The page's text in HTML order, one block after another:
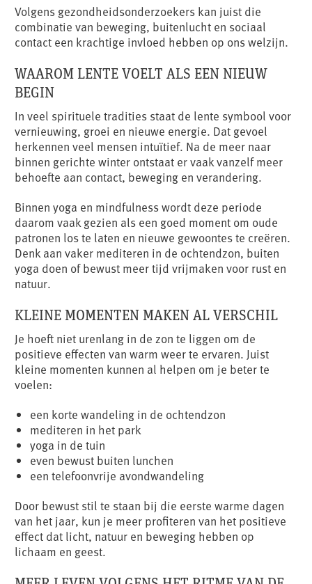
Volgens gezondheidsonderzoekers kan juist die
combinatie van beweging, buitenlucht en sociaal
contact een krachtige invloed hebben op ons welzijn.
WAAROM LENTE VOELT ALS EEN NIEUW
BEGIN
In veel spirituele tradities staat de lente symbool voor
vernieuwing, groei en nieuwe energie. Dat gevoel
herkennen veel mensen intuïtief. Na de meer naar
binnen gerichte winter ontstaat er vaak vanzelf meer
behoefte aan contact, beweging en verandering.
Binnen yoga en mindfulness wordt deze periode
daarom vaak gezien als een goed moment om oude
patronen los te laten en nieuwe gewoontes te creëren.
Denk aan vaker mediteren in de ochtendzon, buiten
yoga doen of bewust meer tijd vrijmaken voor rust en
natuur.
KLEINE MOMENTEN MAKEN AL VERSCHIL
Je hoeft niet urenlang in de zon te liggen om de
positieve effecten van warm weer te ervaren. Juist
kleine momenten kunnen al helpen om je beter te
voelen:
een korte wandeling in de ochtendzon
mediteren in het park
yoga in de tuin
even bewust buiten lunchen
een telefoonvrije avondwandeling
Door bewust stil te staan bij die eerste warme dagen
van het jaar, kun je meer profiteren van het positieve
effect dat licht, natuur en beweging hebben op
lichaam en geest.